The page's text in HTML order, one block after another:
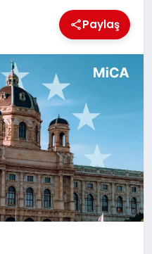
Paylaş